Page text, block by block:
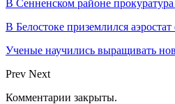
В Сенненском районе
В Белостоке приземлился
Ученые научились выращивать
Prev Next
Комментарии закрыты.